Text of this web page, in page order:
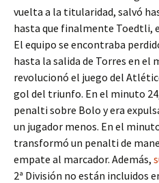
vuelta a la titularidad, salvó
hasta que finalmente Toedtli,
El equipo se encontraba
hasta la salida de Torres en el
revolucionó el juego del
gol del triunfo. En el minuto
penalti sobre Bolo y era
un jugador menos. En el
transformó un penalti de
empate al marcador. Además,
2ª División no están incluidos